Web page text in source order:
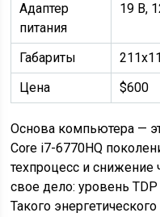
Адаптер
питания
19 В,
Габариты
Цена
$600
Основа компьютера —
Core i7-6770HQ
техпроцесс и снижение
свое дело: уровень
Такого